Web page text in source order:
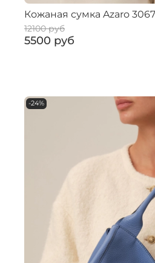
Кожаная сумка Azaro
12100 руб
5500 руб
-24%